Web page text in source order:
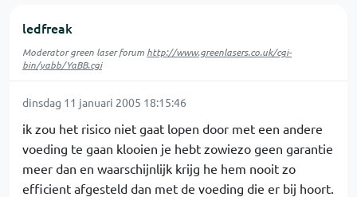
ledfreak
Moderator green laser forum http://www.greenlasers.co.uk/cgi-
bin/yabb/YaBB.cgi
dinsdag 11 januari 2005 18:15:46
ik zou het risico niet gaat lopen door met een andere
voeding te gaan klooien je hebt zowiezo geen garantie
meer dan en waarschijnlijk krijg he hem nooit zo
efficient afgesteld dan met de voeding die er bij hoort.